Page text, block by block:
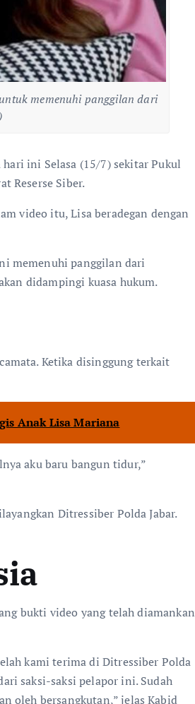
memenuhi panggilan dari
ini Selasa (15/7) sekitar Pukul
Reserse Siber.
video itu, Lisa beradegan dengan
memenuhi panggilan dari
didampingi kuasa hukum.
Ketika disinggung terkait
Anak Lisa Mariana
aku baru bangun tidur,”
Ditressiber Polda Jabar.
bukti video yang telah diamankan
kami terima di Ditressiber Polda
saksi-saksi pelapor ini. Sudah
oleh bersangkutan,” jelas Kabid